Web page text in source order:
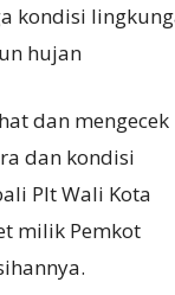
kondisi
hujan
dan mengecek
dan kondisi
Plt Wali Kota
milik Pemkot